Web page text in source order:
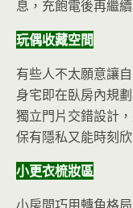
息，充飽電後再繼
玩偶收藏空間
有些人不太願意讓
身宅即在臥房內規
獨立門片交錯設計
保有隱私又能時刻
小更衣梳妝區